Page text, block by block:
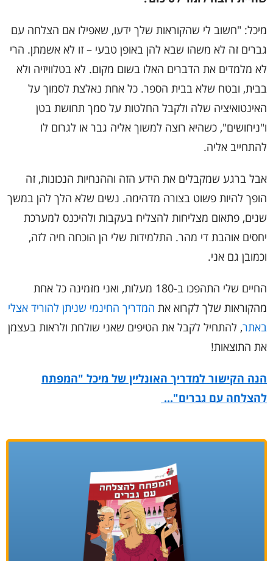
מיכל: "חשוב לי שהקוראות שלך ידעו, שאפילו אם הצלחה עם
גברים זה לא משהו שבא להן באופן טבעי – זו לא אשמתן. הרי
לא מלמדים את הדברים האלו בשום מקום. לא בטלוויזיה ולא
בבית, ובטח שלא בבית הספר. כל אחת נאלצת לסמוך על
האינטואיציה שלה ולקבל החלטות על סמך תחושת בטן
ו"ניחושים", כשהיא רוצה למשוך אליה גבר או לגרום לו
להתחייב אליה.
אבל ברגע שמקבלים את הידע הזה וההנחיות הנכונות, זה
הופך להיות פשוט בצורה מדהימה. נשים שלא הלך להן במשך
שנים, פתאום מצליחות להצליח בעקבות ולהיכנס למערכת
יחסים אוהבת די מהר. התלמידות שלי הן הוכחה חיה לזה,
וכמובן גם אני.
החיים שלי התהפכו ב-180 מעלות, ואני מזמינה כל אחת
מהקוראות שלך לקרוא את המדריך החינמי שניתן להוריד אצלי
באתר, להתחיל לקבל את הטיפים שאני שולחת ולראות בעצמן
את התוצאות!
הנה הקישור למדריך האונליין של מיכל "המפתח
להצלחה עם גברים"...